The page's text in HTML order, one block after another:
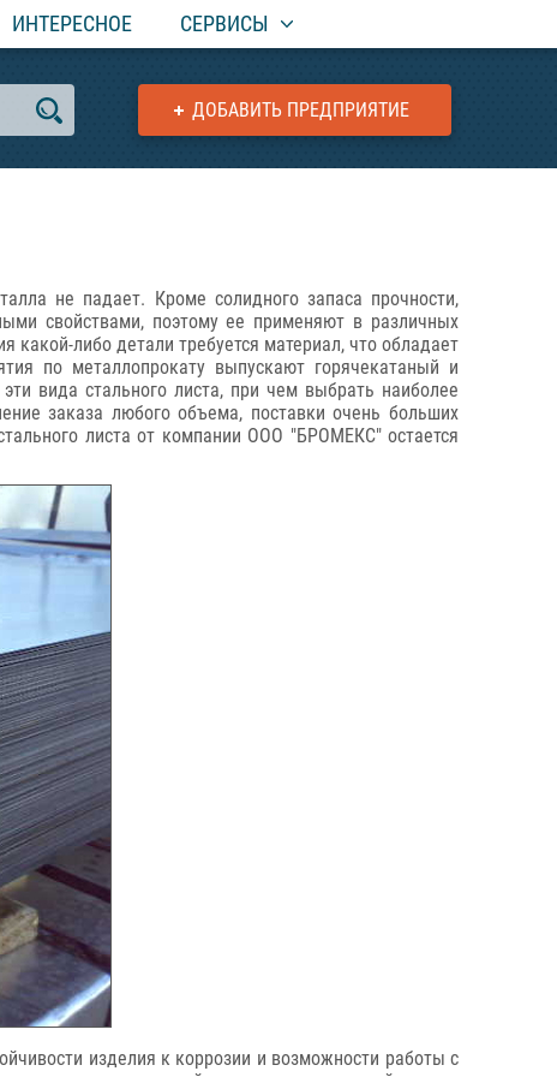
ИНТЕРЕСНОЕ СЕРВИСЫ
ДОБАВИТЬ ПРЕДПРИЯТИЕ
не падает. Кроме солидного запаса прочности,
свойствами, поэтому ее применяют в различных
либо детали требуется материал, что обладает
по металлопрокату выпускают горячекатаный и
вида стального листа, при чем выбрать наиболее
заказа любого объема, поставки очень больших
листа от компании ООО "БРОМЕКС" остается
изделия к коррозии и возможности работы с